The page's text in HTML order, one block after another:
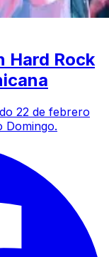
Hard Rock
22 de febrero
Domingo.